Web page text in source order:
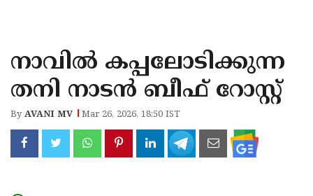
KANNUR
KASARAGOD
നാവിൽ കപ്പലോടിക്കുന്ന
തനി നാടൻ ബീഫ് റോസ്റ്റ്
ByAVANI MV Mar 26, 2026, 18:50 IST